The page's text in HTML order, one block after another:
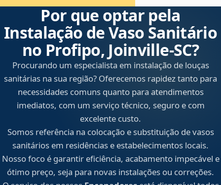
Por que optar pela
Instalação de Vaso Sanitário
no Profipo, Joinville‑SC?
Procurando um especialista em instalação de louças
sanitárias na sua região? Oferecemos rapidez tanto para
necessidades comuns quanto para atendimentos
imediatos, com um serviço técnico, seguro e com
excelente custo.
Somos referência na colocação e substituição de vasos
sanitários em residências e estabelecimentos locais.
Nosso foco é garantir eficiência, acabamento impecável e
ótimo preço, seja para novas instalações ou correções.